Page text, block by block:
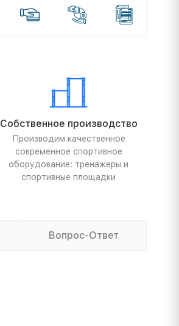
Собственное производство
Производим качественное
современное спортивное
оборудование: тренажеры и
спортивные площадки
Вопрос-Ответ